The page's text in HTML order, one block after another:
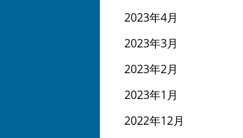
2023年4月
2023年3月
2023年2月
2023年1月
2022年12月